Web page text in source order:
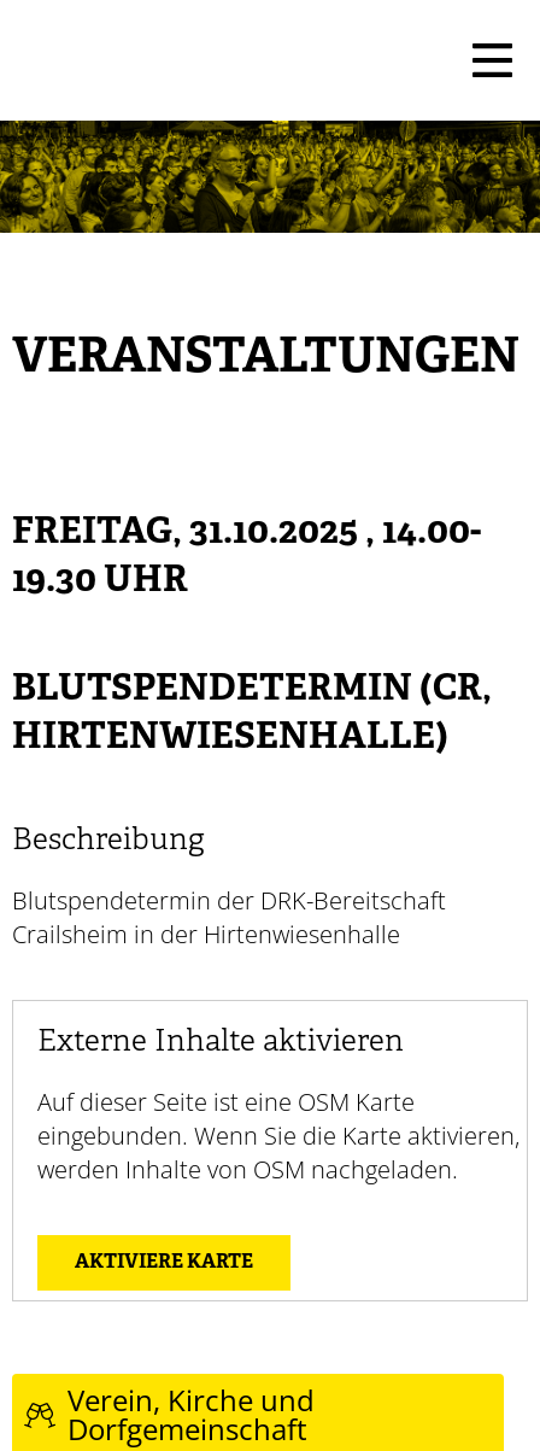
VERANSTALTUNGEN
FREITAG, 31.10.2025 , 14.00-
19.30 UHR
BLUTSPENDETERMIN (CR,
HIRTENWIESENHALLE)
Beschreibung
Blutspendetermin der DRK-Bereitschaft
Crailsheim in der Hirtenwiesenhalle
Externe Inhalte aktivieren
Auf dieser Seite ist eine OSM Karte
eingebunden. Wenn Sie die Karte aktivieren,
werden Inhalte von OSM nachgeladen.
AKTIVIERE KARTE
Verein, Kirche und
Dorfgemeinschaft